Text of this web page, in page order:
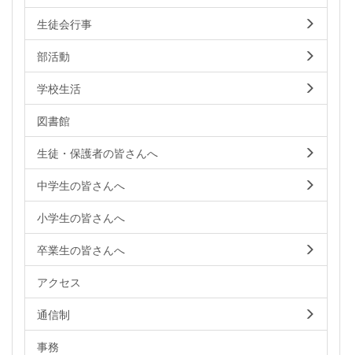
生徒会行事
部活動
学校生活
図書館
生徒・保護者の皆さんへ
中学生の皆さんへ
小学生の皆さんへ
卒業生の皆さんへ
アクセス
通信制
事務